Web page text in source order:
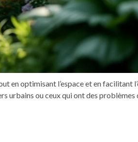
en optimisant l’espace et en facilitant
urbains ou ceux qui ont des problèmes